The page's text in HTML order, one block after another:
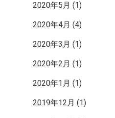
2020年5月 (1)
2020年4月 (4)
2020年3月 (1)
2020年2月 (1)
2020年1月 (1)
2019年12月 (1)